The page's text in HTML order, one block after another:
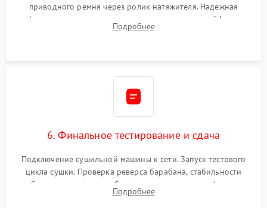
приводного ремня через ролик натяжителя. Надежная
фиксация всех узлов, подключение клемм и шлейфов к
модулю управления. Монтаж корпусных панелей, люка и
Подробнее
6. Финальное тестирование и сдача
Подключение сушильной машины к сети. Запуск тестового
цикла сушки. Проверка реверса барабана, стабильности
набора температуры, работы дренажного насоса (откачка
конденсата) и отсутствия посторонних скрипов, стуков или
Подробнее